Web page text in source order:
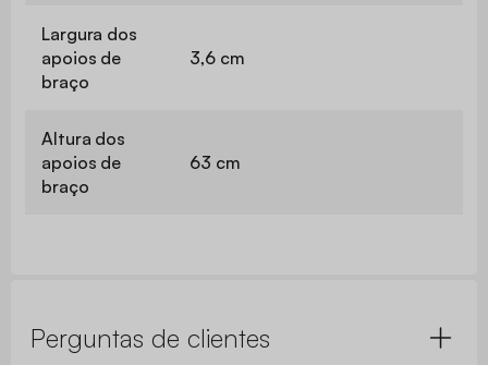
Largura dos
apoios de
braço
3,6 cm
Altura dos
apoios de
braço
63 cm
Perguntas de clientes